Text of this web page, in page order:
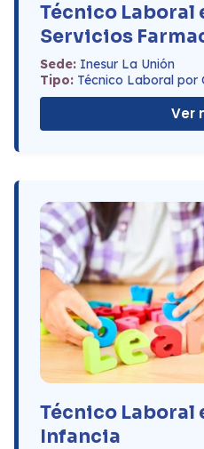
Técnico Laboral
Servicios
Sede: Inesur La Unión
Tipo: Técnico Laboral por
Ver
Técnico Laboral
Infancia